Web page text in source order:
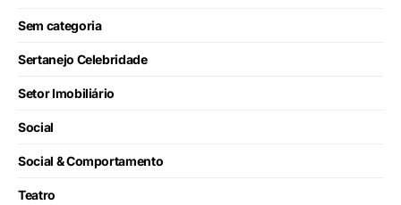
Sem categoria
Sertanejo Celebridade
Setor Imobiliário
Social
Social & Comportamento
Teatro